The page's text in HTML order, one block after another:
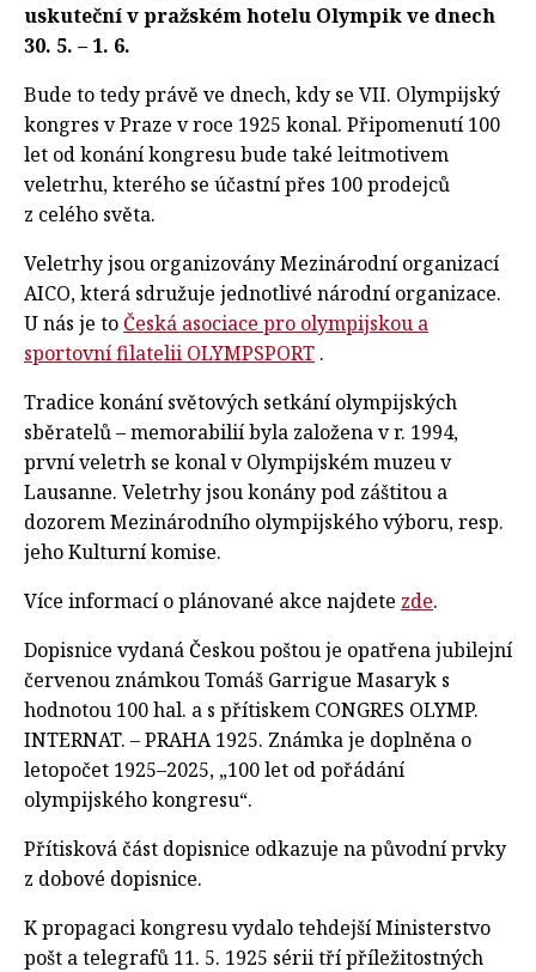
uskuteční v pražském hotelu Olympik ve dnech
30. 5. – 1. 6.
Bude to tedy právě ve dnech, kdy se VII. Olympijský
kongres v Praze v roce 1925 konal. Připomenutí 100
let od konání kongresu bude také leitmotivem
veletrhu, kterého se účastní přes 100 prodejců
z celého světa.
Veletrhy jsou organizovány Mezinárodní organizací
AICO, která sdružuje jednotlivé národní organizace.
U nás je to Česká asociace pro olympijskou a
sportovní filatelii OLYMPSPORT .
Tradice konání světových setkání olympijských
sběratelů – memorabilií byla založena v r. 1994,
první veletrh se konal v Olympijském muzeu v
Lausanne. Veletrhy jsou konány pod záštitou a
dozorem Mezinárodního olympijského výboru, resp.
jeho Kulturní komise.
Více informací o plánované akce najdete zde.
Dopisnice vydaná Českou poštou je opatřena jubilejní
červenou známkou Tomáš Garrigue Masaryk s
hodnotou 100 hal. a s přítiskem CONGRES OLYMP.
INTERNAT. – PRAHA 1925. Známka je doplněna o
letopočet 1925–2025, „100 let od pořádání
olympijského kongresu“.
Přítisková část dopisnice odkazuje na původní prvky
z dobové dopisnice.
K propagaci kongresu vydalo tehdejší Ministerstvo
pošt a telegrafů 11. 5. 1925 sérii tří příležitostných